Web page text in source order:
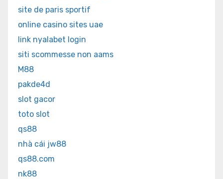
site de paris sportif
online casino sites uae
link nyalabet login
siti scommesse non aams
M88
pakde4d
slot gacor
toto slot
qs88
nhà cái jw88
qs88.com
nk88